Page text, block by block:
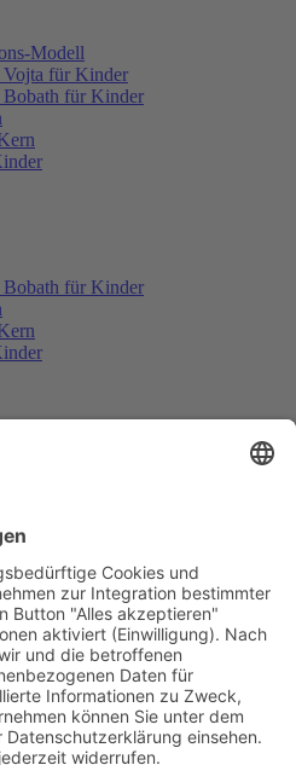
Modell
Vojta für Kinder
Bobath für Kinder
Bobath für Kinder
Vojta für Kinder
Bobath für Kinder